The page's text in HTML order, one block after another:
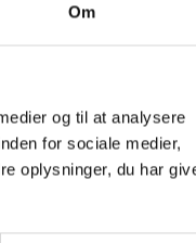
Om
og til at analysere
for sociale medier,
oplysninger, du har
også i,
kan